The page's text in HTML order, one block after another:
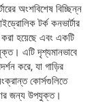
অংশবিশেষ বিচ্ছিন্ন
টর্ক কনভার্টার
করা হয়েছে এবং একটি
এটি দৃশ্যমানভাবে
করে, যা গাড়ির
কোর্সগুলিতে
জন্য উপযুক্ত।